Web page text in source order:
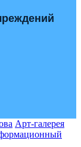
Арт-галерея